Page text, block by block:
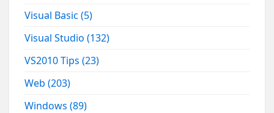
Visual Basic(5)
Visual Studio(132)
VS2010 Tips(23)
Web(203)
Windows(89)